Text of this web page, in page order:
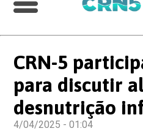
CRN-5
para discutir
desnutrição
4/04/2025 - 01:04